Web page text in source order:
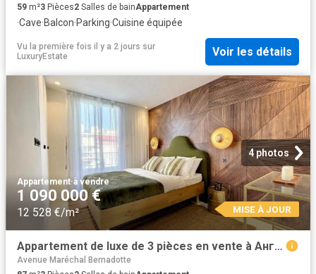
59 m²3 Pièces2 Salles de bainAppartement
·Cave·Balcon·Parking·Cuisine équipée
Vu la première fois il y a 2 jours sur
LuxuryEstate
Voir les détails
4 photos
Appartement·à vendre
1 090 000 €
12 528 €/m² MISE À JOUR
Appartement de luxe de 3 pièces en vente à Английская набережная, Nice, Alpes Maritimes, Provence Alpes Côte d'Azur
Avenue Maréchal Bernadotte